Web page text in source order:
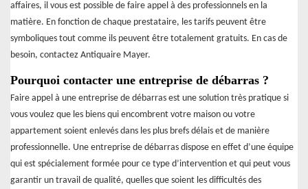
affaires, il vous est possible de faire appel à des professionnels en la
matière. En fonction de chaque prestataire, les tarifs peuvent être
symboliques tout comme ils peuvent être totalement gratuits. En cas de
besoin, contactez Antiquaire Mayer.
Pourquoi contacter une entreprise de débarras ?
Faire appel à une entreprise de débarras est une solution très pratique si
vous voulez que les biens qui encombrent votre maison ou votre
appartement soient enlevés dans les plus brefs délais et de manière
professionnelle. Une entreprise de débarras dispose en effet d’une équipe
qui est spécialement formée pour ce type d’intervention et qui peut vous
garantir un travail de qualité, quelles que soient les difficultés des